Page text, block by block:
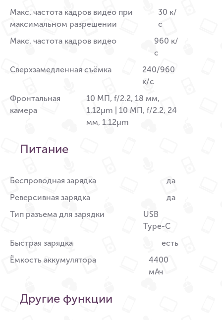
Макс. частота кадров видео при
максимальном разрешении
30 к/
с
Макс. частота кадров видео
960 к/
с
Сверхзамедленная съёмка
240/960
к/с
Фронтальная
камера
10 МП, f/2.2, 18 мм,
1.12µm | 10 МП, f/2.2, 24
мм, 1.12µm
Питание
Беспроводная зарядка
да
Реверсивная зарядка
да
Тип разъема для зарядки
USB
Type-C
Быстрая зарядка
есть
Ёмкость аккумулятора
4400
мАч
Другие функции